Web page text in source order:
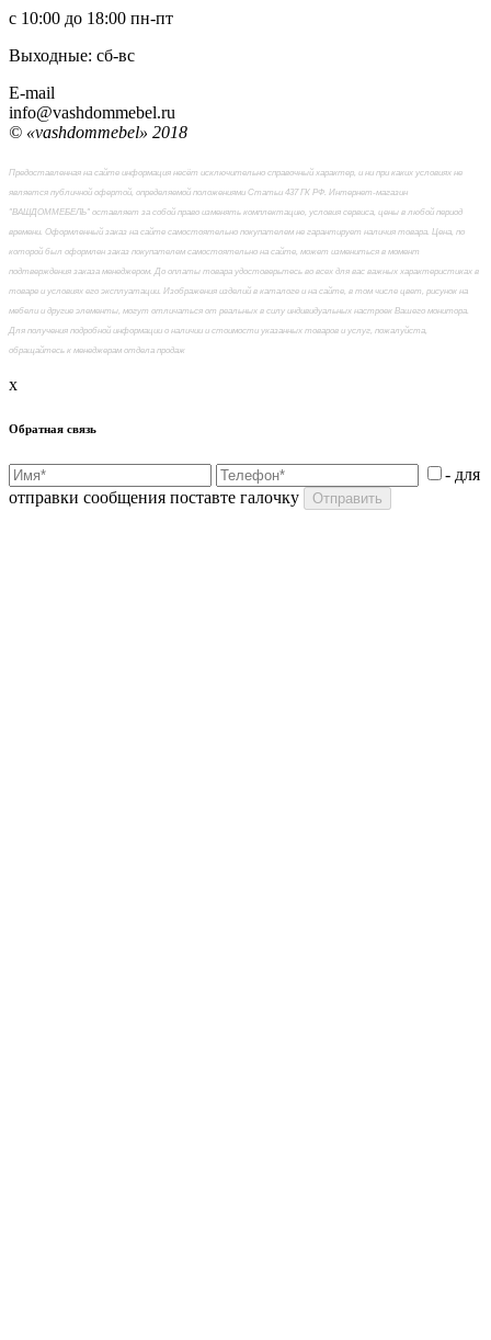
с 10:00 до 18:00 пн-пт
Выходные: сб-вc
E-mail
info@vashdommebel.ru
© «vashdommebel» 2018
Предоставленная на сайте информация несёт исключительно справочный характер, и ни при каких условиях не
является публичной офертой, определяемой положениями Статьи 437 ГК РФ. Интернет-магазин
"ВАШДОММЕБЕЛЬ" оставляет за собой право изменять комплектацию, условия сервиса, цены в любой период
времени. Оформленный заказ на сайте самостоятельно покупателем не гарантирует наличия товара. Цена, по
которой был оформлен заказ покупателем самостоятельно на сайте, может измениться в момент
подтверждения заказа менеджером. До оплаты товара удостоверьтесь во всех для вас важных характеристиках в
товаре и условиях его эксплуатации. Изображения изделий в каталоге и на сайте, в том числе цвет, рисунок на
мебели и другие элементы, могут отличаться от реальных в силу индивидуальных настроек Вашего монитора.
Для получения подробной информации о наличии и стоимости указанных товаров и услуг, пожалуйста,
обращайтесь к менеджерам отдела продаж
x
Обратная связь
- для
отправки сообщения поставте галочку